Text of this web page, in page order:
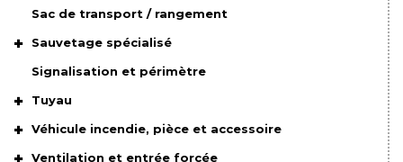
Sac de transport / rangement
Sauvetage spécialisé
Signalisation et périmètre
Tuyau
Véhicule incendie, pièce et accessoire
Ventilation et entrée forcée